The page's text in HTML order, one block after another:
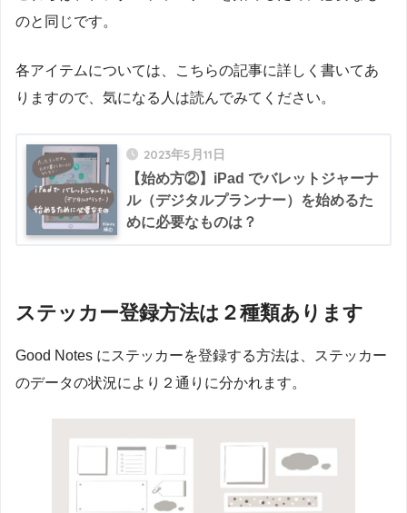
のと同じです。
各アイテムについては、こちらの記事に詳しく書いてあ
りますので、気になる人は読んでみてください。
2023年5月11日
【始め方②】iPad でバレットジャーナ
ル（デジタルプランナー）を始めるた
めに必要なものは？
ステッカー登録方法は２種類あります
Good Notes にステッカーを登録する方法は、ステッカー
のデータの状況により２通りに分かれます。